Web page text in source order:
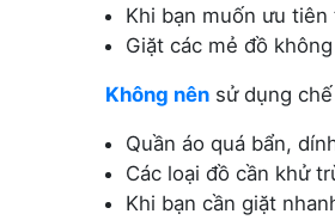
Khi bạn muốn ưu
Giặt các mẻ đồ
Không nên sử dụng
Quần áo quá bẩn,
Các loại đồ cần khử
Khi bạn cần giặt